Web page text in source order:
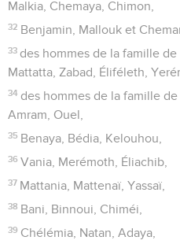
Malkia, Chemaya, Chimon,
32 Benjamin, Mallouk et
33 des hommes de la famille
Mattatta, Zabad, Éliféleth,
34 des hommes de la famille de
Amram, Ouel,
35 Benaya, Bédia, Kelouhou,
36 Vania, Merémoth, Éliachib,
37 Mattania, Mattenaï, Yassaï,
38 Bani, Binnoui, Chiméi,
39 Chélémia, Natan, Adaya,